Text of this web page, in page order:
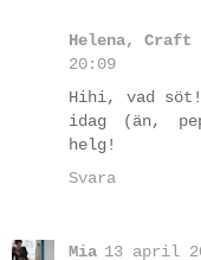
Helena,
20:09
Hihi, vad
idag (än,
helg!
Svara
Mia 13 april